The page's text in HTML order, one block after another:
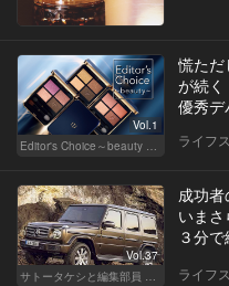
Vol.1
Editor's Choice～beauty & wellness～
慌ただ
が続く
優秀デ
ライフ
Vol.37
サトータケシと編集部員 船山の"CAR GENTSへの道"
成功者
いま
３分で
ライフ